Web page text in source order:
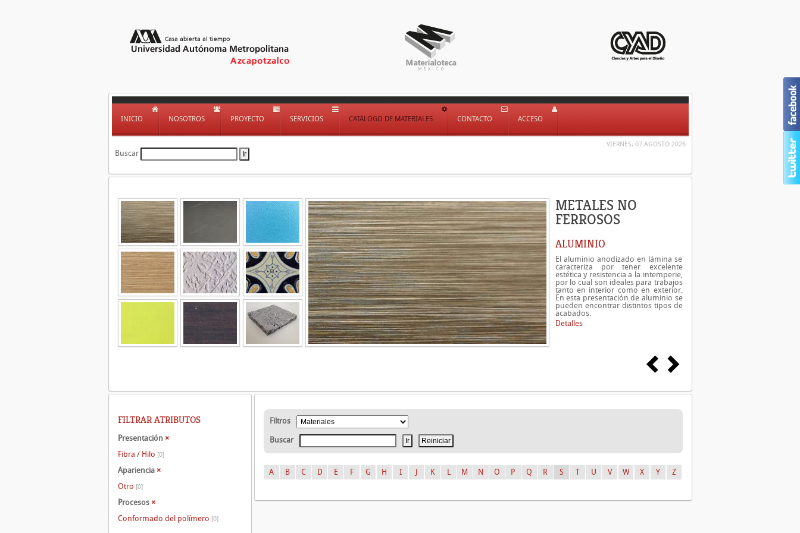
INICIO NOSOTROS PROYECTO SERVICIOS CATÁLOGO DE MATERIALES CONTACTO ACCESO
VIERNES, 07 AGOSTO 2026
Buscar
METALES NO
FERROSOS
ALUMINIO
El aluminio anodizado en lámina se
caracteriza por tener excelente
estética y resistencia a la intemperie,
por lo cual son ideales para trabajos
tanto en interior como en exterior.
En esta presentación de aluminio se
pueden encontrar distintos tipos de
acabados.
Detalles
Filtros
Buscar
A B C D E F G H I K L M N O P Q R S T U V W X Y Z
FILTRAR ATRIBUTOS
Presentación ×
Fibra / Hilo [0]
Apariencia ×
Otro [0]
Procesos ×
Conformado del polímero [0]